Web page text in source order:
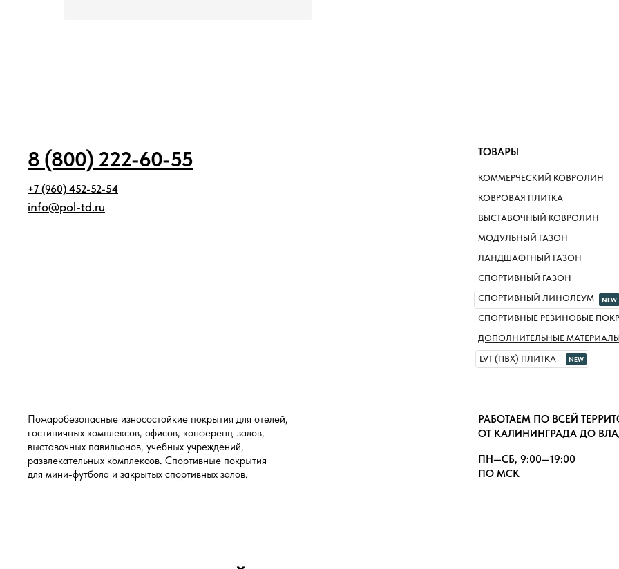
8 (800) 222-60-55
info@pol-td.ru
КОММЕРЧЕСКИЙ КОВРОЛИН
КОВРОВАЯ ПЛИТКА
ВЫСТАВОЧНЫЙ КОВРОЛИН
СПОРТИВНЫЙ ГАЗОН
МОДУЛЬНЫЙ ГАЗОН
СПОРТИВНЫЙ ЛИНОЛЕУМ NEW
СПОРТИВНЫЕ РЕЗИНОВЫЕ
ТОВАРЫ
Пожаробезопасные износостойкие покрытия для отелей,
гостиничных комплексов, офисов, конференц-залов,
выставочных павильонов, учебных учреждений,
развлекательных комплексов. Спортивные покрытия
для мини-футбола и закрытых спортивных залов.
+7 (960) 452-52-54
РАБОТАЕМ ПО ВСЕЙ
ОТ КАЛИНИНГРАДА ДО
ПН—СБ, 9:00—19:00
ПО МСК
ЛАНДШАФТНЫЙ ГАЗОН
ДОПОЛНИТЕЛЬНЫЕ МАТЕРИАЛЫ
LVT (ПВХ) ПЛИТКА
NEW